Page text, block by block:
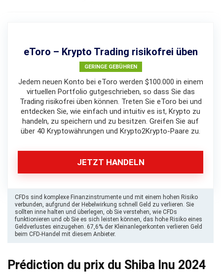
eToro – Krypto Trading risikofrei üben
GERINGE GEBÜHREN
Jedem neuen Konto bei eToro werden $100.000 in einem
virtuellen Portfolio gutgeschrieben, so dass Sie das
Trading risikofrei üben können. Treten Sie eToro bei und
entdecken Sie, wie einfach und intuitiv es ist, Krypto zu
handeln, zu speichern und zu besitzen. Greifen Sie auf
über 40 Kryptowährungen und Krypto2Krypto-Paare zu.
JETZT HANDELN
CFDs sind komplexe Finanzinstrumente und mit einem hohen Risiko
verbunden, aufgrund der Hebelwirkung schnell Geld zu verlieren. Sie
sollten inne halten und überlegen, ob Sie verstehen, wie CFDs
funktionieren und ob Sie es sich leisten können, das hohe Risiko eines
Geldverlustes einzugehen. 67,6% der Kleinanlegerkonten verlieren Geld
beim CFD-Handel mit diesem Anbieter.
Prédiction du prix du Shiba Inu 2024